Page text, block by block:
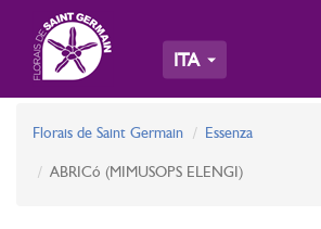
ITA
Florais de Saint Germain Essenza
ABRICó (MIMUSOPS ELENGI)